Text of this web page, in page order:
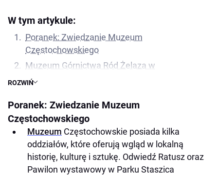
W tym artykule:
ROZWIŃ
Poranek: Zwiedzanie Muzeum
Częstochowskiego
Muzeum Górnictwa Ród Żelaza w
Częstochowie oraz Pawilon Wystawowy
Przedpołudnie: Wędrówka po okolicznych
lasach
Popołudnie: Zwiedzanie Rezerwatu Sokole Góry
i okolicznych lasów Jury
Wieczór: Ognisko w lesie lub piknik na świeżym
Poranek: Zwiedzanie Muzeum
Częstochowskiego
Muzeum Częstochowskie posiada kilka
oddziałów, które oferują wgląd w lokalną
historię, kulturę i sztukę. Odwiedź Ratusz oraz
Pawilon wystawowy w Parku Staszica